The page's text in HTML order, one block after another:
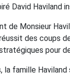
David Haviland
Monsieur
des coups
pour
famille